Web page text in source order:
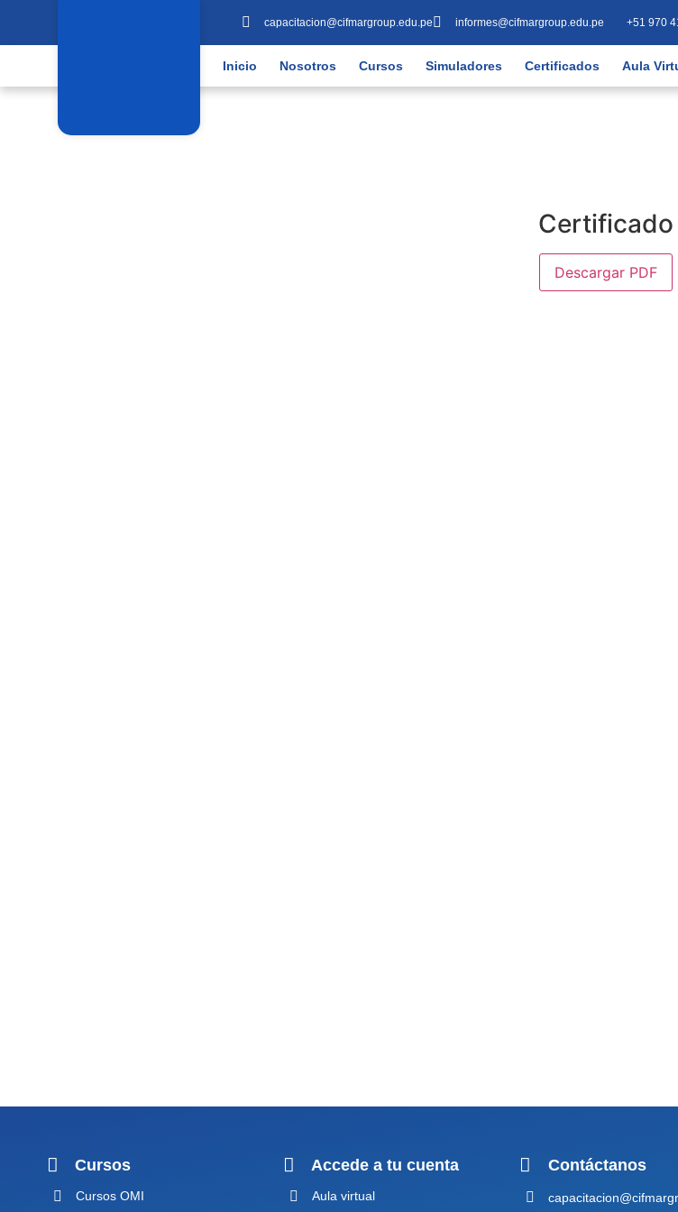
capacitacion@cifmargroup.edu.pe informes@cifmargroup.edu.pe +51 970
Inicio Nosotros Cursos Simuladores Certificados Aula
Certificado
Descargar PDF
Cursos
Cursos OMI
Accede a tu cuenta
Aula virtual
Contáctanos